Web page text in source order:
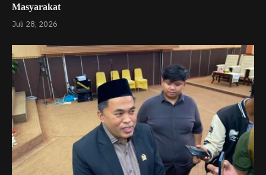
Masyarakat
Juli 28, 2026